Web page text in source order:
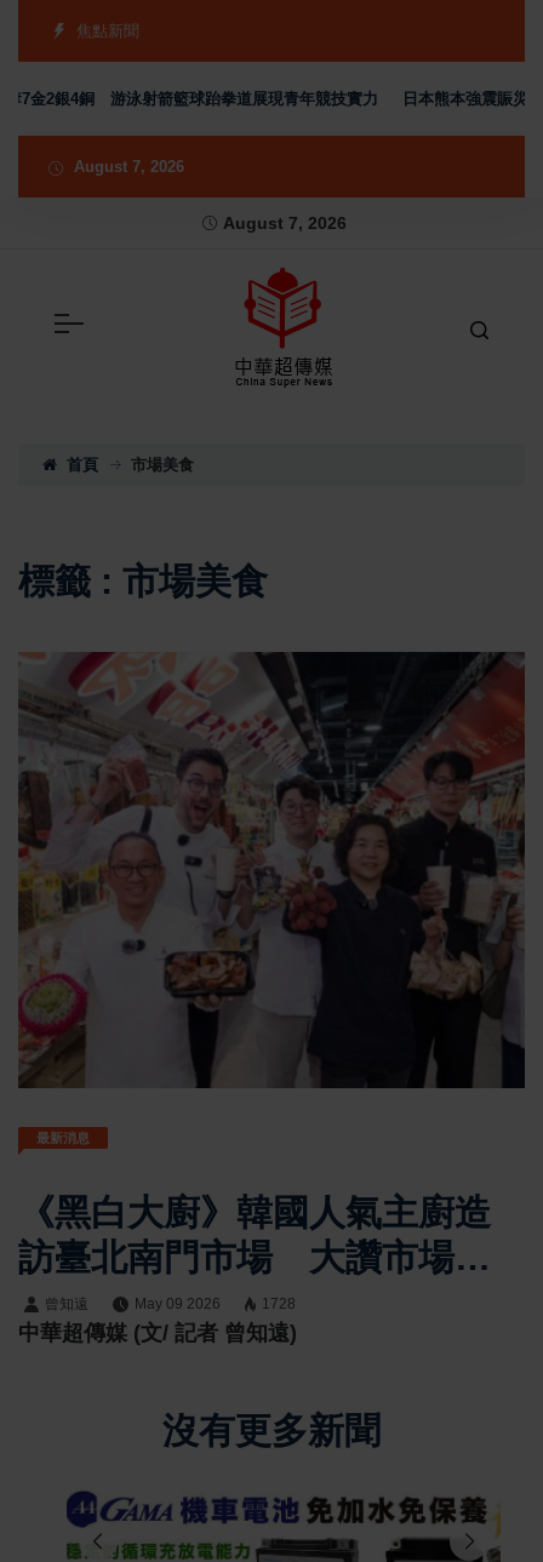
焦點新聞
7金2銀4銅 游泳射箭籃球跆拳道展現青年競技實力 日本熊本強震賑災
August 7, 2026
August 7, 2026
首頁 市場美食
標籤 : 市場美食
最新消息
《黑白大廚》韓國人氣主廚造
訪臺北南門市場 大讚市場美
食助攻臺北觀光熱潮
曾知遠 May 09 2026 1728
中華超傳媒 (文/ 記者 曾知遠)
沒有更多新聞